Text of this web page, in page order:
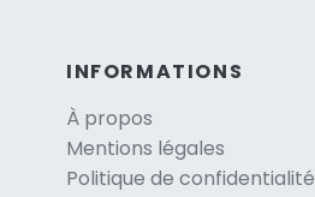
INFORMATIONS
À propos
Mentions légales
Politique de confidentialité